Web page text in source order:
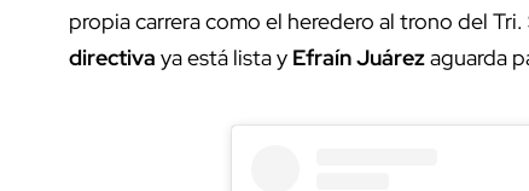
propia carrera como el heredero al trono del
directiva ya está lista y Efraín Juárezaguarda